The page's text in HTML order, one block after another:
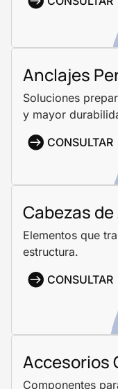
Anclajes
Soluciones
y mayor
CONSULTAR
Cabezas
Elementos que
estructura.
CONSULTAR
Accesorios
Componentes